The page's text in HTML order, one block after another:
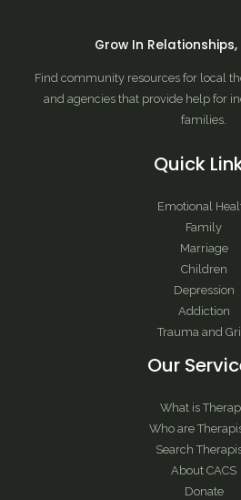
Grow In Relationships,
Find community resources for local
and agencies that provide help for
families.
Quick
Emotional
Family
Marriage
Children
Depression
Addiction
Trauma and
Our
What is
Who are
Search
About CACS
Donate